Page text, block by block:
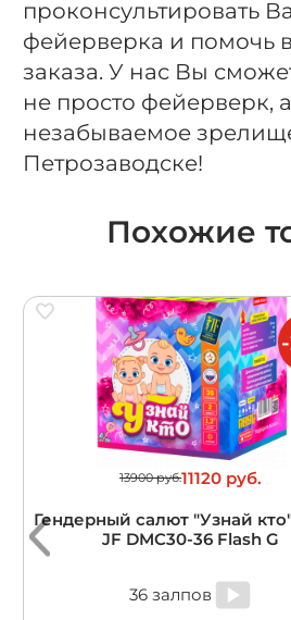
проконсультировать
фейерверка и помочь
заказа. У нас Вы
не просто фейерверк, а
незабываемое
Петрозаводске!
Похожие
13900 руб.11120 руб.
Гендерный салют "Узнай
JF DMC30-36 Flash G
36 залпов